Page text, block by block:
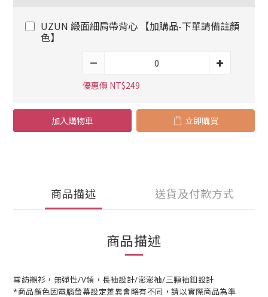
UZUN 緞面細肩帶背心 【加購品-下單請備註顏
色】
優惠價 NT$249
加入購物車 立即購買
商品描述 送貨及付款方式
商品描述
雪紡襯衫，無彈性/V領，長袖設計/澎澎袖/三顆袖釦設計
*商品顏色因電腦螢幕設定差異會略有不同，請以實際商品為準